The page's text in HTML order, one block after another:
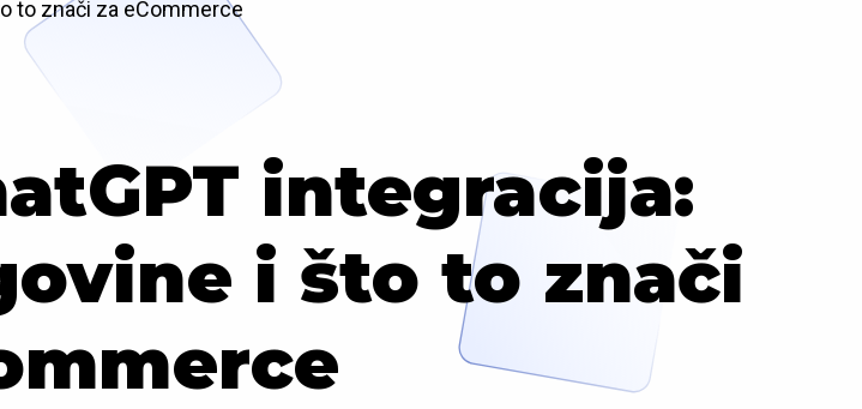
to znači za eCommerce
integracija:
i što to znači